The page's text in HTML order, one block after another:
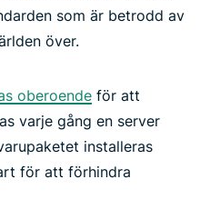
som är betrodd av
över.
oberoende för att
varje gång en server
installeras
för att förhindra